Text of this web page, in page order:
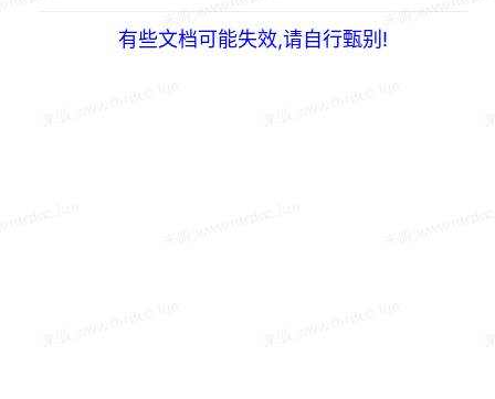
有些文档可能失效,请自行甄别!